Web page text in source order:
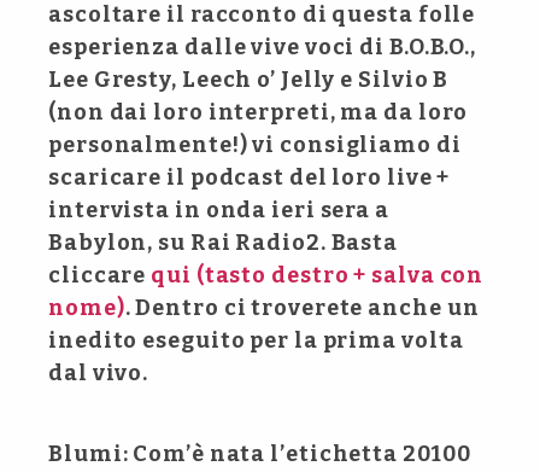
ascoltare il racconto di questa folle
esperienza dalle vive voci di B.O.B.O.,
Lee Gresty, Leech o’ Jelly e Silvio B
(non dai loro interpreti, ma da loro
personalmente!) vi consigliamo di
scaricare il podcast del loro live +
intervista in onda ieri sera a
Babylon, su Rai Radio2. Basta
cliccare qui (tasto destro + salva con
nome). Dentro ci troverete anche un
inedito eseguito per la prima volta
dal vivo.
Blumi: Com’è nata l’etichetta 20100